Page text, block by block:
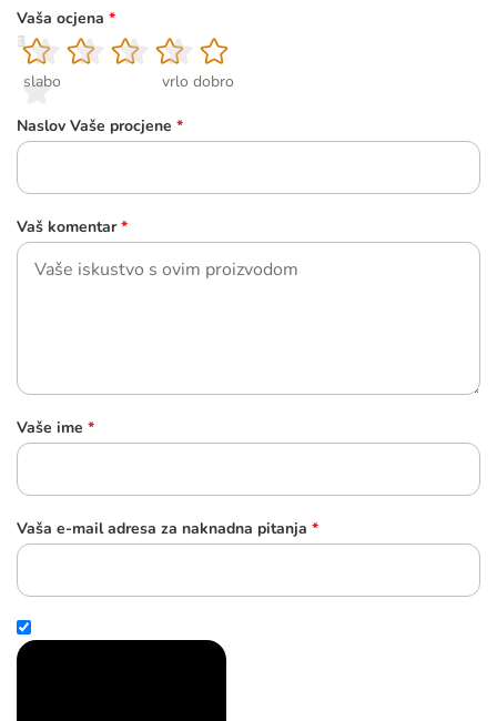
Vaša ocjena *
1
slabo
2
3
4
5
vrlo dobro
Naslov Vaše procjene *
Vaš komentar *
Vaše ime *
Vaša e-mail adresa za naknadna pitanja *